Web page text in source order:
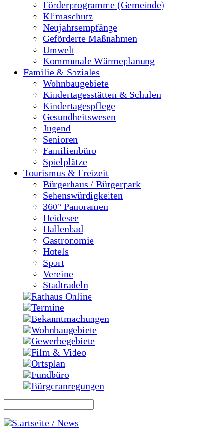
Förderprogramme (Gemeinde)
Klimaschutz
Neujahrsempfänge
Geförderte Maßnahmen
Umwelt
Kommunale Wärmeplanung
Familie & Soziales
Wohnbaugebiete
Kindertagesstätten & Schulen
Kindertagespflege
Gesundheitswesen
Jugend
Senioren
Familienbüro
Spielplätze
Tourismus & Freizeit
Bürgerhaus / Bürgerpark
Sehenswürdigkeiten
360° Panoramen
Heidesee
Hallenbad
Gastronomie
Hotels
Sport
Vereine
Stadtradeln
Rathaus Online
Termine
Bekanntmachungen
Wohnbaugebiete
Gewerbegebiete
Film & Video
Ortsplan
Fundbüro
Bürgeranregungen
Startseite / News